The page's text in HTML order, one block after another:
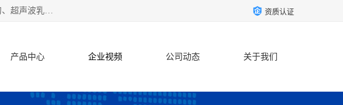
杭州振源超声设备有限公司主营产品：超声波分散机、超声波搅拌机、超声波均质机、超声波破碎机、超声波切割刀、超声波乳化机、超声波提取机、超声波振动棒等设备。秉承诚信经营、品质至上的服务宗旨，与多家企业建立了长期的合作关系。公司坚持以质量赢市场，以服务赢客户，始终以客户利益为中心。 资质认证
产品中心 企业视频 公司动态 关于我们